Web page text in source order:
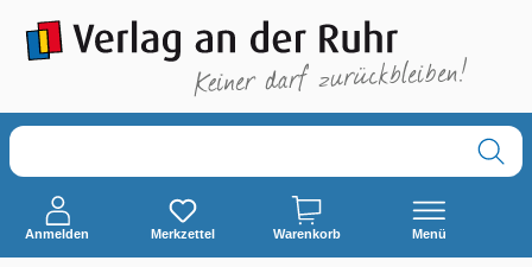
springen
Anmelden Merkzettel Warenkorb Menü